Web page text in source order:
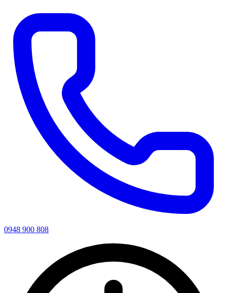
0948 900 808